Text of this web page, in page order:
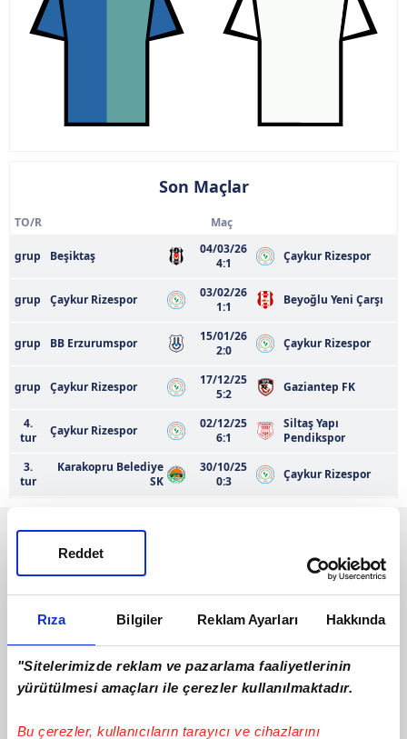
Rıza Bilgiler Reklam Ayarları Hakkında
"Sitelerimizde reklam ve pazarlama faaliyetlerinin
yürütülmesi amaçları ile çerezler kullanılmaktadır.
Bu çerezler, kullanıcıların tarayıcı ve cihazlarını
Reddet
Son Maçlar
TO/R Maç
grup Beşiktaş
04/03/26
4:1
Çaykur Rizespor
grup Çaykur Rizespor
03/02/26
1:1
Beyoğlu Yeni Çarşı
grup BB Erzurumspor
15/01/26
2:0
Çaykur Rizespor
grup Çaykur Rizespor
17/12/25
5:2
Gaziantep FK
4.
tur
Çaykur Rizespor
02/12/25
6:1
Siltaş Yapı
Pendikspor
3.
tur
Karakopru Belediye
SK
30/10/25
0:3
Çaykur Rizespor